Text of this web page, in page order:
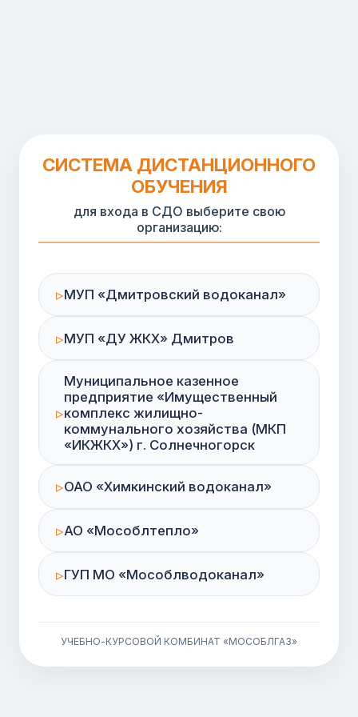
СИСТЕМА ДИСТАНЦИОННОГО
ОБУЧЕНИЯ
для входа в СДО выберите свою
организацию:
МУП «Дмитровский водоканал»
МУП «ДУ ЖКХ» Дмитров
Муниципальное казенное
предприятие «Имущественный
комплекс жилищно-
коммунального хозяйства (МКП
«ИКЖКХ») г. Солнечногорск
ОАО «Химкинский водоканал»
АО «Мособлтепло»
ГУП МО «Мособлводоканал»
УЧЕБНО-КУРСОВОЙ КОМБИНАТ «МОСОБЛГАЗ»